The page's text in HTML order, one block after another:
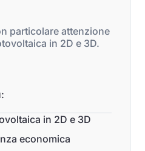
particolare attenzione
in 2D e 3D.
in 2D e 3D
economica